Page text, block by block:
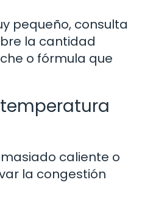
pequeño, consulta
la cantidad
o fórmula que
caliente o
la congestión